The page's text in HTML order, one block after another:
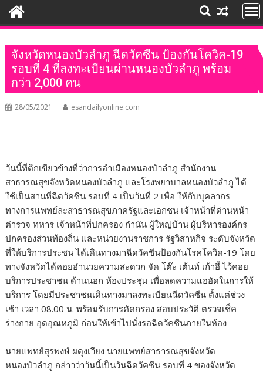
จังหวัดหนองบัวลำภู ฉีดวัคซีน ป้องกันโควิค-19
รอบที่ 4 ที่ลงทะเบียนผ่านหนองบัวลำภู พร้อม
กว่า 2,000 คน
28/05/2021 esandailyonline.com
วันนี้ที่ตึกเขียวข้างที่ว่าการอำเมืองหนองบัวลำภู สำนักงาน
สาธารณสุขจังหวัดหนองบัวลำภู และโรงพยาบาลหนองบัวลำภู ได้
ใช้เป็นสานที่ฉีดวัคซีน รอบที่ 4 เป็นวันที่ 2 เพื่อ ให้กับบุคลากร
ทางการแพทย์ละสาธารณสุขภาครัฐและเอกชน เจ้าหน้าที่ด่านหน้า
ตำรวจ ทหาร เจ้าหน้าที่ปกครอง กำนัน ผู้ใหญ่บ้าน ผู้บริหารองค์กร
ปกครองส่วนท้องถิ่น และหน่วยงานราชการ รัฐวิสาหกิจ ระดับจังหวัด
ที่ให้บริการประชน ได้เดินทางมาฉีดวัคซีนป้องกันโรคโควิด-19 โดย
ทางจังหวัดได้คอยอำนวยความสะดวก จัด โต๊ะ เต้นท์ เก้าอี้ ไว้คอย
บริการประชาชน ด้านนอก ห้องประชุม เพื่อลดความแออัดในการให้
บริการ โดยมีประชาชนเดินทางมาลงทะเบียนฉีดวัคซีน ตั้งแต่ช่วง
เช้า เวลา 08.00 น. พร้อมรับการคัดกรอง สอบประวัติ ตรวจเช็ค
ร่างกาย อุดอุณหภูมิ ก่อนให้เข้าไปนั่งรอฉีดวัคซีนภายในห้อง
นายแพทย์สุรพงษ์ ผดุงเวียง นายแพทย์สาธารณสุขจังหวัด
หนองบัวลำภู กล่าวว่าวันนี้เป็นวันฉีดวัคซีน รอบที่ 4 ของจังหวัด